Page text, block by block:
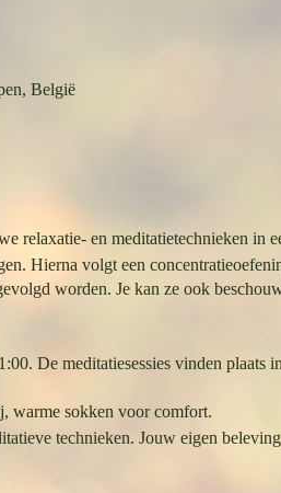
België
relaxatie- en meditatietechnieken in
Hierna volgt een
worden. Je kan ze ook
De meditatiesessies vinden plaats
warme sokken voor comfort.
technieken. Jouw eigen